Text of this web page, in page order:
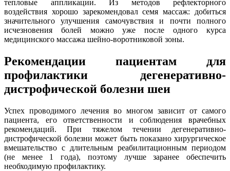
тепловые аппликации. Из методов рефлекторного
воздействия хорошо зарекомендовал семя массаж: добиться
значительного улучшения самочувствия и почти полного
исчезновения болей можно уже после одного курса
медицинского массажа шейно-воротниковой зоны.
Рекомендации пациентам для
профилактики дегенеративно-
дистрофической болезни шеи
Успех проводимого лечения во многом зависит от самого
пациента, его ответственности и соблюдения врачебных
рекомендаций. При тяжелом течении дегенеративно-
дистрофической болезни может быть показано хирургическое
вмешательство с длительным реабилитационным периодом
(не менее 1 года), поэтому лучше заранее обеспечить
необходимую профилактику.